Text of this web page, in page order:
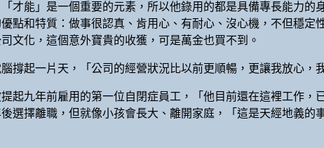
才能」是一個重要的元素，所以他錄用的都是具備專長能力
點和特質：做事很認真、肯用心、有耐心、沒心機，不但穩
文化，這個意外寶貴的收獲，可是萬金也買不到。
撐起一片天，「公司的經營狀況比以前更順暢，更讓我放心
起九年前雇用的第一位自閉症員工，「他目前還在這裡工作，
選擇離職，但就像小孩會長大、離開家庭，「這是天經地義